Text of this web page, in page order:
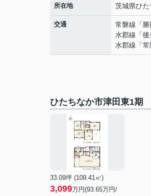
所在地 茨城県ひた
交通 常磐線 「 勝
水郡線 「後
水郡線 「常
ひたちなか市津田東1
33.09坪 (109.41㎡)
3,099万円(93.65万円/